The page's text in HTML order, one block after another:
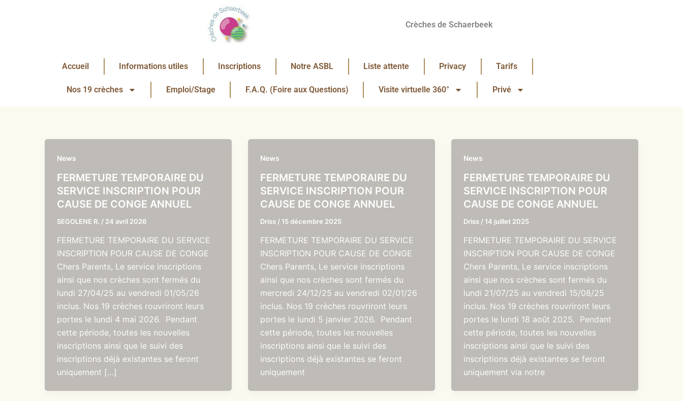
Crèches de Schaerbeek
Accueil Informations utiles Inscriptions Notre ASBL Liste attente Privacy Tarifs
Nos 19 crèches Emploi/Stage F.A.Q. (Foire aux Questions) Visite virtuelle 360° Privé
News
FERMETURE TEMPORAIRE DU
SERVICE INSCRIPTION POUR
CAUSE DE CONGE ANNUEL
SEGOLENE R. / 24 avril 2026
FERMETURE TEMPORAIRE DU SERVICE
INSCRIPTION POUR CAUSE DE CONGE
Chers Parents, Le service inscriptions
ainsi que nos crèches sont fermés du
lundi 27/04/25 au vendredi 01/05/26
inclus. Nos 19 crèches rouvriront leurs
portes le lundi 4 mai 2026. Pendant
cette période, toutes les nouvelles
inscriptions ainsi que le suivi des
inscriptions déjà existantes se feront
uniquement […]
News
FERMETURE TEMPORAIRE DU
SERVICE INSCRIPTION POUR
CAUSE DE CONGE ANNUEL
Driss / 15 décembre 2025
FERMETURE TEMPORAIRE DU SERVICE
INSCRIPTION POUR CAUSE DE CONGE
Chers Parents, Le service inscriptions
ainsi que nos crèches sont fermés du
mercredi 24/12/25 au vendredi 02/01/26
inclus. Nos 19 crèches rouvriront leurs
portes le lundi 5 janvier 2026. Pendant
cette période, toutes les nouvelles
inscriptions ainsi que le suivi des
inscriptions déjà existantes se feront
uniquement
News
FERMETURE TEMPORAIRE DU
SERVICE INSCRIPTION POUR
CAUSE DE CONGE ANNUEL
Driss / 14 juillet 2025
FERMETURE TEMPORAIRE DU SERVICE
INSCRIPTION POUR CAUSE DE CONGE
Chers Parents, Le service inscriptions
ainsi que nos crèches sont fermés du
lundi 21/07/25 au vendredi 15/08/25
inclus. Nos 19 crèches rouvriront leurs
portes le lundi 18 août 2025. Pendant
cette période, toutes les nouvelles
inscriptions ainsi que le suivi des
inscriptions déjà existantes se feront
uniquement via notre